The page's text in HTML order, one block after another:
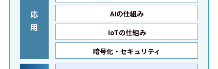
応
用
AIの仕組み
IoTの仕組み
暗号化・セキュリティ